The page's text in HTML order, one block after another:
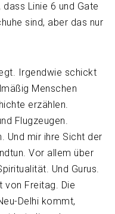
Linie 6 und Gate
sind, aber das nur
Irgendwie schickt
Menschen
erzählen.
Flugzeugen.
Und mir ihre Sicht der
Vor allem über
Und Gurus.
von Freitag. Die
Delhi kommt,